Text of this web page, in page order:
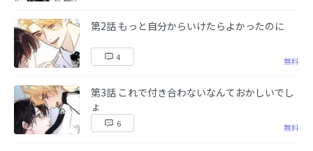
第2話 もっと自分からいけたらよかったのに
4 無料
第3話 これで付き合わないなんておかしいでし
ょ
6 無料